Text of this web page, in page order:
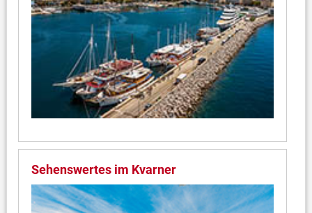
Sehenswertes im Kvarner